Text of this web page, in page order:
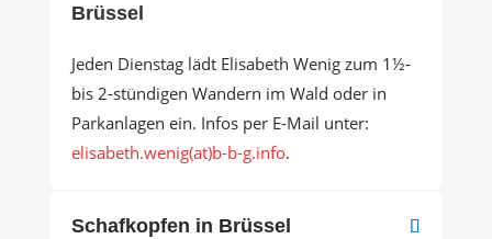
Brüssel
Jeden Dienstag lädt Elisabeth Wenig zum 1½-
bis 2-stündigen Wandern im Wald oder in
Parkanlagen ein. Infos per E-Mail unter:
elisabeth.wenig(at)b-b-g.info.
Schafkopfen in Brüssel